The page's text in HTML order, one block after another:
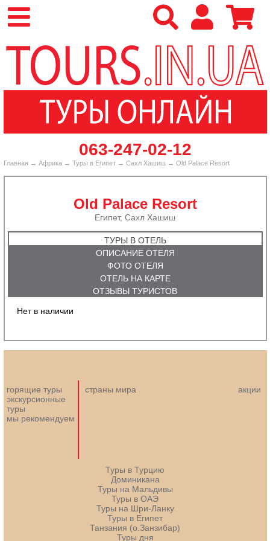
‎063-247-02-12
Главная → Африка→ Туры в Египет→ Сахл Хашиш → Old Palace Resort
Old Palace Resort
Египет, Сахл Хашиш
ТУРЫ В ОТЕЛЬ
ОПИСАНИЕ ОТЕЛЯ
ФОТО ОТЕЛЯ
ОТЕЛЬ НА КАРТЕ
ОТЗЫВЫ ТУРИСТОВ
Нет в наличии
горящие туры
экскурсионные
туры
мы рекомендуем
страны мира акции
Туры в Турцию
Доминикана
Туры на Мальдивы
Туры в ОАЭ
Туры на Шри-Ланку
Туры в Египет
Танзания (о.Занзибар)
Туры дня